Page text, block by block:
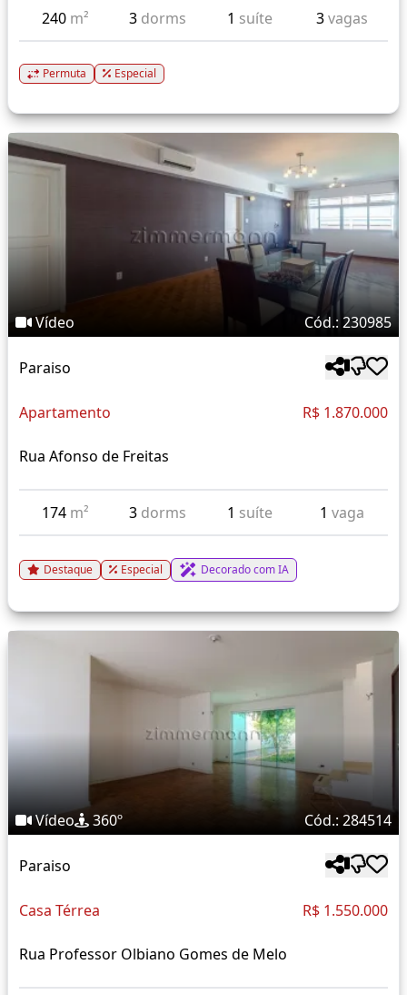
240 m² 3 dorms 1 suíte 3vagas
Permuta Especial
Vídeo Cód.: 230985
Paraiso
Apartamento R$ 1.870.000
Rua Afonso de Freitas
174 m² 3 dorms 1 suíte 1 vaga
Destaque Especial Decorado com IA
Vídeo 360º Cód.: 284514
Paraiso
Casa Térrea R$ 1.550.000
Rua Professor Olbiano Gomes de Melo